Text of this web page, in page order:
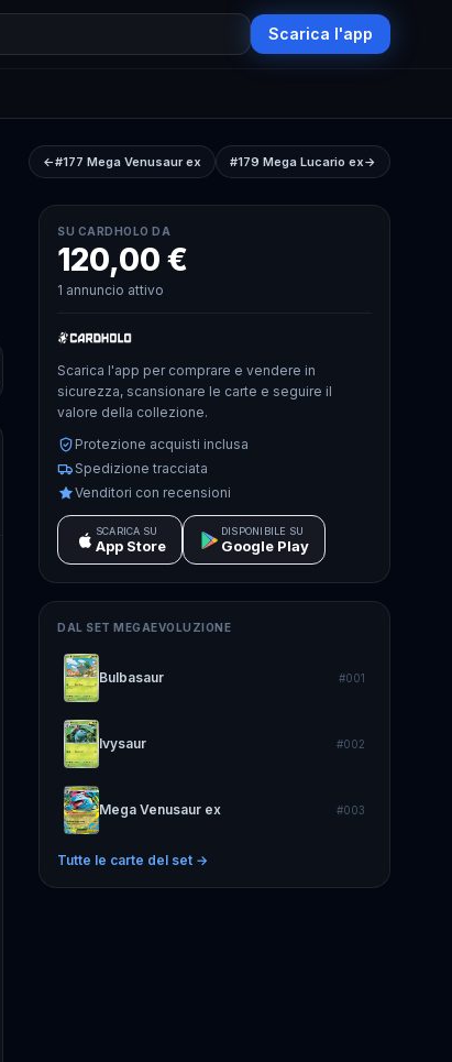
Scarica l'app
←#177 Mega Venusaur ex #179 Mega Lucario ex→
SU CARDHOLO DA
120,00 €
1 annuncio attivo
Scarica l'app per comprare e vendere in
sicurezza, scansionare le carte e seguire il
valore della collezione.
Protezione acquisti inclusa
Spedizione tracciata
Venditori con recensioni
SCARICA SU
App Store
DISPONIBILE SU
Google Play
DAL SET MEGAEVOLUZIONE
Bulbasaur #001
Ivysaur #002
Mega Venusaur ex #003
Tutte le carte del set →